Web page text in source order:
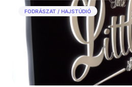
FODRÁSZAT / HAJSTÚDIÓ